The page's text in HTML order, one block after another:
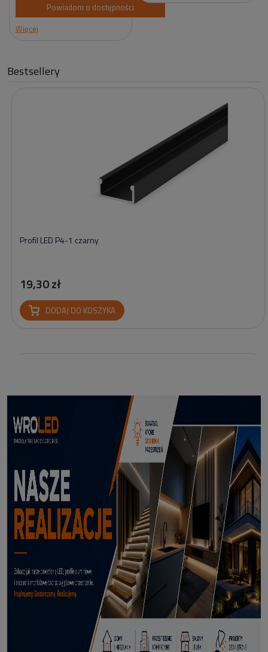
Powiadom o dostępności
Więcej
Bestsellery
Profil LED P4-1 czarny
19,30 zł
DODAJ DO KOSZYKA
Profil led podtynkowy GK18-3 czarny 3m
114,50 zł
DODAJ DO KOSZYKA